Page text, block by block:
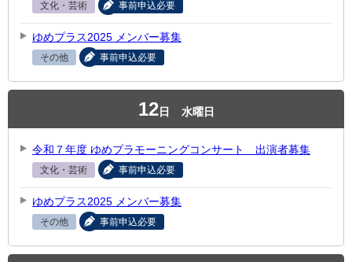
文化・芸術 事前申込必要
ゆめプラス2025 メンバー募集
その他 事前申込必要
12日 水曜日
令和７年度 ゆめプラモーニングコンサート 出演者募集
文化・芸術 事前申込必要
ゆめプラス2025 メンバー募集
その他 事前申込必要